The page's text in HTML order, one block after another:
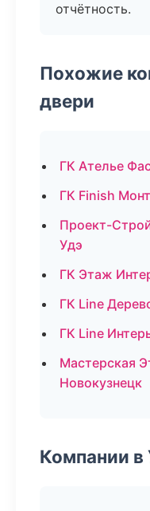
отчётность.
Похожие
двери
ГК Ателье
ГК Finish
Проект-
Удэ
ГК Этаж
ГК Line
ГК Line
Мастерская
Новокузнецк
Компании в